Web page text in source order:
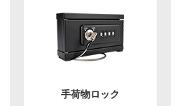
手荷物ロック